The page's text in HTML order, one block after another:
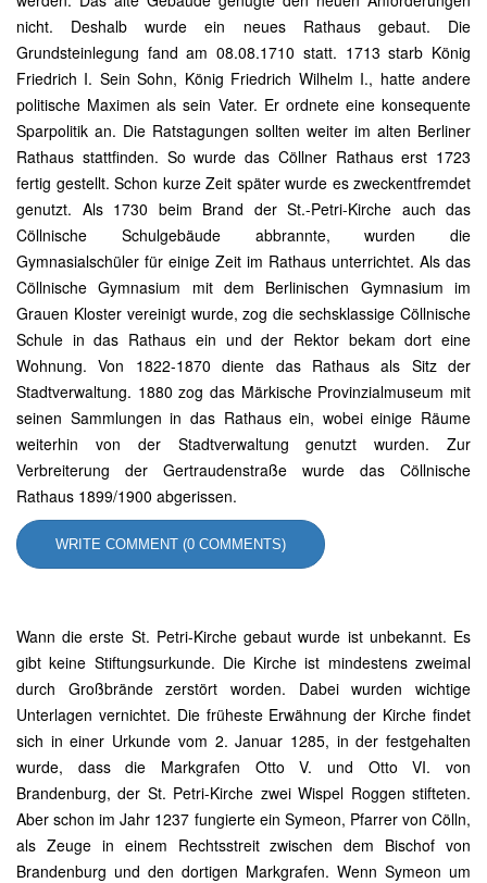
nicht. Deshalb wurde ein neues Rathaus gebaut. Die
Grundsteinlegung fand am 08.08.1710 statt. 1713 starb König
Friedrich I. Sein Sohn, König Friedrich Wilhelm I., hatte andere
politische Maximen als sein Vater. Er ordnete eine konsequente
Sparpolitik an. Die Ratstagungen sollten weiter im alten Berliner
Rathaus stattfinden. So wurde das Cöllner Rathaus erst 1723
fertig gestellt. Schon kurze Zeit später wurde es zweckentfremdet
genutzt. Als 1730 beim Brand der St.-Petri-Kirche auch das
Cöllnische Schulgebäude abbrannte, wurden die
Gymnasialschüler für einige Zeit im Rathaus unterrichtet. Als das
Cöllnische Gymnasium mit dem Berlinischen Gymnasium im
Grauen Kloster vereinigt wurde, zog die sechsklassige Cöllnische
Schule in das Rathaus ein und der Rektor bekam dort eine
Wohnung. Von 1822-1870 diente das Rathaus als Sitz der
Stadtverwaltung. 1880 zog das Märkische Provinzialmuseum mit
seinen Sammlungen in das Rathaus ein, wobei einige Räume
weiterhin von der Stadtverwaltung genutzt wurden. Zur
Verbreiterung der Gertraudenstraße wurde das Cöllnische
Rathaus 1899/1900 abgerissen.
WRITE COMMENT (0 COMMENTS)
Wann die erste St. Petri-Kirche gebaut wurde ist unbekannt. Es
gibt keine Stiftungsurkunde. Die Kirche ist mindestens zweimal
durch Großbrände zerstört worden. Dabei wurden wichtige
Unterlagen vernichtet. Die früheste Erwähnung der Kirche findet
sich in einer Urkunde vom 2. Januar 1285, in der festgehalten
wurde, dass die Markgrafen Otto V. und Otto VI. von
Brandenburg, der St. Petri-Kirche zwei Wispel Roggen stifteten.
Aber schon im Jahr 1237 fungierte ein Symeon, Pfarrer von Cölln,
als Zeuge in einem Rechtsstreit zwischen dem Bischof von
Brandenburg und den dortigen Markgrafen. Wenn Symeon um